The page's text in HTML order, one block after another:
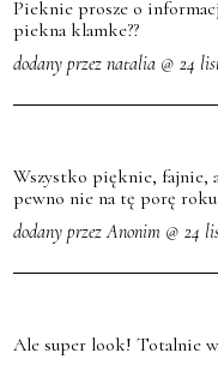
Pieknie prosze o
piekna klamke??
dodany przez natalia @ 24
Wszystko pięknie, fajnie,
pewno nie na tę porę
dodany przez Anonim @ 24
Ale super look! Totalnie